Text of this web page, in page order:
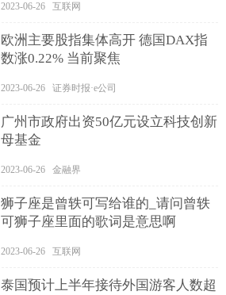
2023-06-26 互联网
欧洲主要股指集体高开 德国DAX指
数涨0.22% 当前聚焦
2023-06-26 证券时报·e公司
广州市政府出资50亿元设立科技创新
母基金
2023-06-26 金融界
狮子座是曾轶可写给谁的_请问曾轶
可狮子座里面的歌词是意思啊
2023-06-26 互联网
泰国预计上半年接待外国游客人数超